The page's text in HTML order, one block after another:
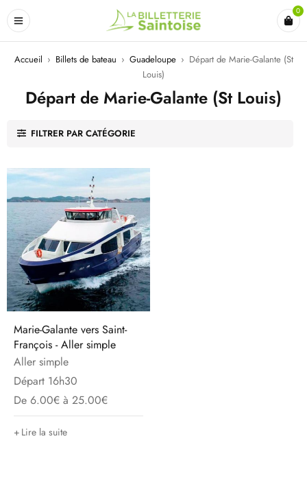
0
Accueil › Billets de bateau › Guadeloupe › Départ de Marie-Galante (St
Louis)
Départ de Marie-Galante (St Louis)
FILTRER PAR CATÉGORIE
Aller simple
Départ 16h30
De 6.00€ à 25.00€
Marie-Galante vers Saint-
François - Aller simple
Lire la suite